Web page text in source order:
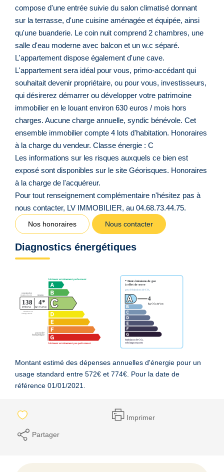
compose d'une entrée suivie du salon climatisé donnant
sur la terrasse, d'une cuisine aménagée et équipée, ainsi
qu'une buanderie. Le coin nuit comprend 2 chambres, une
salle d'eau moderne avec balcon et un w.c séparé.
L'appartement dispose également d'une cave.
L'appartement sera idéal pour vous, primo-accédant qui
souhaitait devenir propriétaire, ou pour vous, investisseurs,
qui désirerez démarrer ou développer votre patrimoine
immobilier en le louant environ 630 euros / mois hors
charges. Aucune charge annuelle, syndic bénévole. Cet
ensemble immobilier compte 4 lots d'habitation. Honoraires
à la charge du vendeur. Classe énergie : C
Les informations sur les risques auxquels ce bien est
exposé sont disponibles sur le site Géorisques. Honoraires
à la charge de l'acquéreur.
Pour tout renseignement complémentaire n'hésitez pas à
nous contacter, LV IMMOBILIER, au 04.68.73.44.75.
Nos honoraires Nous contacter
Diagnostics énergétiques
Montant estimé des dépenses annuelles d'énergie pour un
usage standard entre 572€ et 774€. Pour la date de
référence 01/01/2021.
Imprimer
Partager